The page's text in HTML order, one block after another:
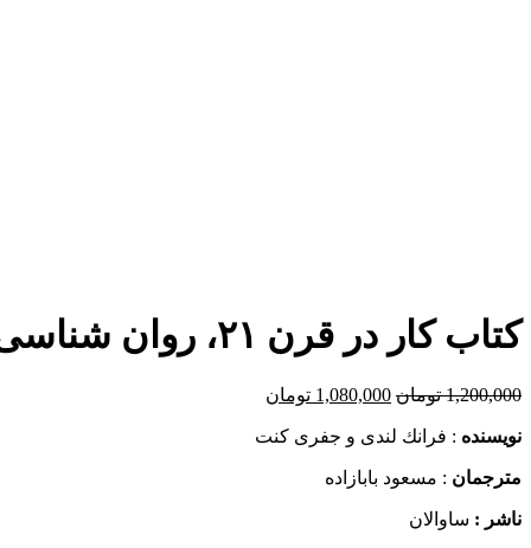
کتاب کار در قرن ۲۱، روان شناسی صنعتی &#۸۲۱۱; سازمانی
1,200,000 تومان قیمت
1,200,000 تومان
1,080,000 تومان
1,080,000 تومان.
نويسنده : فرانك لندی و جفری كنت
مترجمان : مسعود بابازاده
ناشر : ساوالان